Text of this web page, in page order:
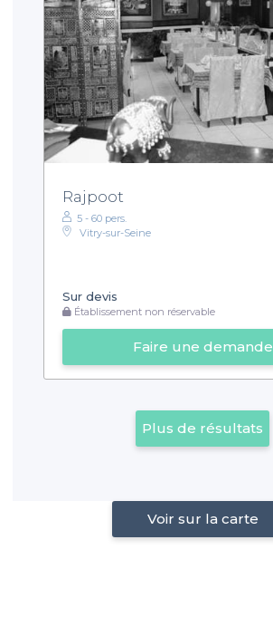
Rajpoot
5 - 60 pers.
Vitry-sur-Seine
Sur devis
Établissement non réservable
Faire une demande
Plus de résultats
Voir sur la carte